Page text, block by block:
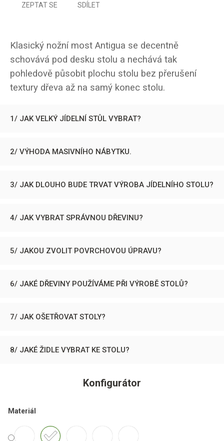
ZEPTAT SE SDÍLET
Klasický nožní most Antigua se decentně
schovává pod desku stolu a nechává tak
pohledově působit plochu stolu bez přerušení
textury dřeva až na samý konec stolu.
1/ JAK VELKÝ JÍDELNÍ STŮL VYBRAT?
2/ VÝHODA MASIVNÍHO NÁBYTKU.
3/ JAK DLOUHO BUDE TRVAT VÝROBA JÍDELNÍHO STOLU?
4/ JAK VYBRAT SPRÁVNOU DŘEVINU?
5/ JAKOU ZVOLIT POVRCHOVOU ÚPRAVU?
6/ JAKÉ DŘEVINY POUŽÍVÁME PŘI VÝROBĚ STOLŮ?
7/ JAK OŠETŘOVAT STOLY?
8/ JAKÉ ŽIDLE VYBRAT KE STOLU?
Konfigurátor
Materiál